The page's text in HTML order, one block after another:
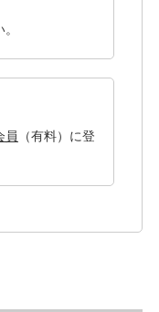
員
（有料）に登